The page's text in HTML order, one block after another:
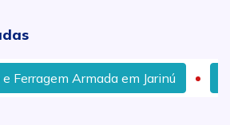
Armada em Jarinú